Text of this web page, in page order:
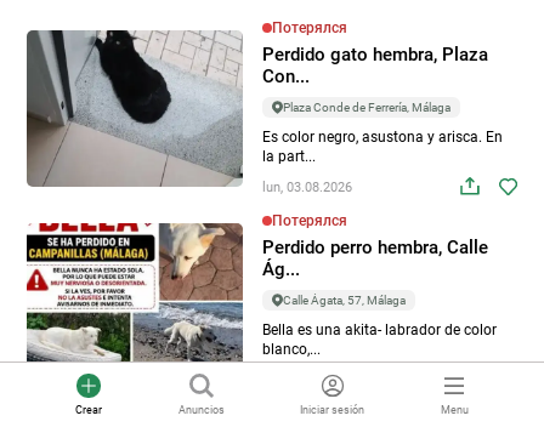
Crear Anuncios Iniciar sesión Menu
Потерялся
Perdido gato hembra, Plaza
Con...
Plaza Conde de Ferrería, Málaga
Es color negro, asustona y arisca. En
la part...
lun, 03.08.2026
Потерялся
Perdido perro hembra, Calle
Ág...
Calle Ágata, 57, Málaga
Bella es una akita- labrador de color
blanco,...
sáb, 01.08.2026
Потерялся